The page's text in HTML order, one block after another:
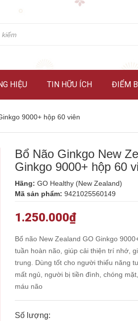
HIỆU TIN HỮU ÍCH ĐIỂM
9000+ hộp 60 viên
Bổ Não Ginkgo New
Ginkgo 9000+ hộp 60
Hãng: GO Healthy (New Zealand)
Mã sản phẩm: 9421025560149
1.250.000₫
Bổ não New Zealand GO Ginkgo
tuần hoàn não, giúp cải thiện trí nhớ,
trung. Dùng tốt cho người thiểu năng
mất ngủ, người bị tiền đình, chóng
máu não
Số lượng: